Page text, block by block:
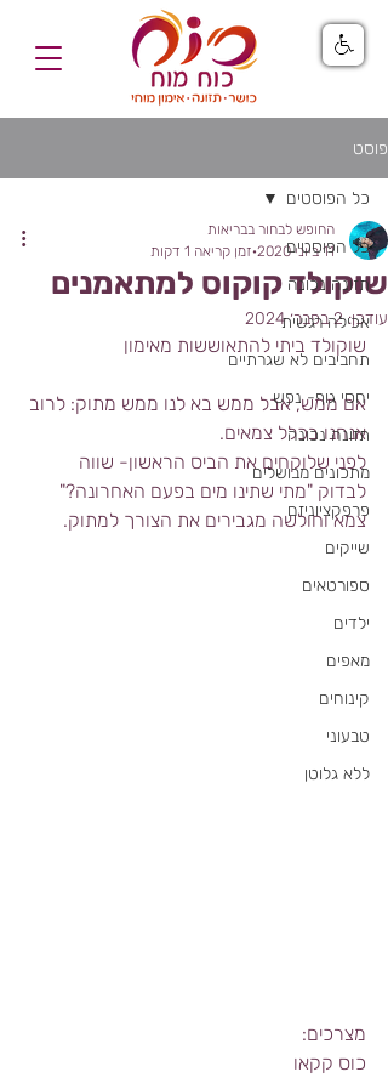
פוסט
כל הפוסטים
תזונה נכונה
אכילה רגשית
תחביבים לא שגרתיים
יחסי גוף- נפש
תזונה נכונה
מתכונים מבושלים
פרפקציוניזם
שייקים
ספורטאים
ילדים
מאפים
קינוחים
טבעוני
ללא גלוטן
כל הפוסטים
שוקולד קוקוס למתאמנים
החופש לבחור בבריאות
11 ביוני 2020
זמן קריאה 1 דקות
עודכן:2 בפבר׳ 2024
שוקולד ביתי להתאוששות מאימון
אם ממש, אבל ממש בא לנו ממש מתוק: לרוב
אנחנו בכלל צמאים.
לפני שלוקחים את הביס הראשון- שווה
לבדוק "מתי שתינו מים בפעם האחרונה?"
צמא וחולשה מגבירים את הצורך למתוק.
מצרכים:
כוס קקאו